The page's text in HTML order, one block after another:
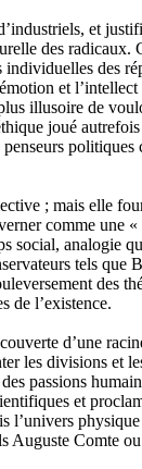
et
des radicaux.
des
et
illusoire de
joué
politiques
; mais elle
comme une
social, analogie
tels que
des
de l’existence.
d’une
les divisions et
passions
et
l’univers
Auguste Comte